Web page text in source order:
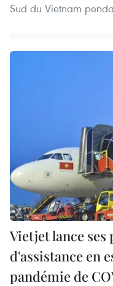
Sud du Vietnam
Vietjet lance
d'assistance en
pandémie de